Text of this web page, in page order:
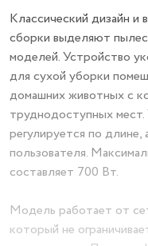
Классический дизайн и
сборки выделяют
моделей. Устройство
для сухой уборки
домашних животных с
труднодоступных мест.
регулируется по
пользователя.
составляет 700 Вт.
Модель работает от
который не